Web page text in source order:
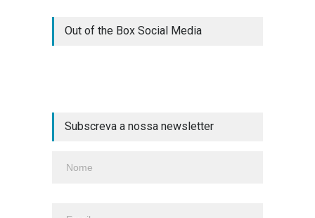
Out of the Box Social Media
Subscreva a nossa newsletter